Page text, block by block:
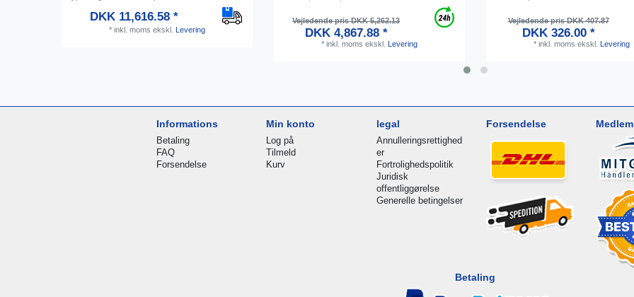
DKK 11,616.58 *
* inkl. moms ekskl. Levering
Vejledende pris DKK 5,262.13
DKK 4,867.88 *
* inkl. moms ekskl. Levering
Vejledende pris DKK 407.87
DKK 326.00 *
* inkl. moms ekskl. Levering
Informations
Betaling
FAQ
Forsendelse
Min konto
Log på
Tilmeld
Kurv
legal
Annulleringsrettighed
er
Fortrolighedspolitik
Juridisk
offentliggørelse
Generelle betingelser
Forsendelse
Betaling